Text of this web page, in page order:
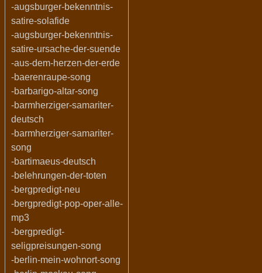
-augsburger-bekenntnis-
satire-solafide
-augsburger-bekenntnis-
satire-ursache-der-suende
-aus-dem-herzen-der-erde
-baerenraupe-song
-barbarigo-altar-song
-barmherziger-samariter-
deutsch
-barmherziger-samariter-
song
-bartimaeus-deutsch
-belehrungen-der-toten
-bergpredigt-neu
-bergpredigt-pop-oper-alle-
mp3
-bergpredigt-
seligpreisungen-song
-berlin-mein-wohnort-song